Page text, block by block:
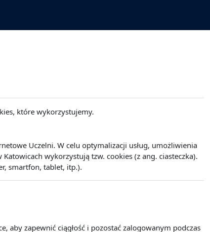
które wykorzystujemy.
Uczelni. W celu optymalizacji usług, umożliwienia
wykorzystują tzw. cookies (z ang. ciasteczka).
smartfon, tablet, itp.).
aby zapewnić ciągłość i pozostać zalogowanym podczas